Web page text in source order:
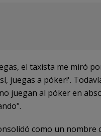
el taxista me miró
juegas a póker!'.
juegan al póker en
como un